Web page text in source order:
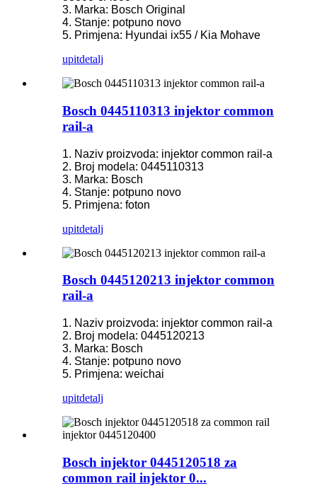
3. Marka: Bosch Original
4. Stanje: potpuno novo
5. Primjena: Hyundai ix55 / Kia Mohave
upitdetalj
Bosch 0445110313 injektor common
rail-a
1. Naziv proizvoda: injektor common rail-a
2. Broj modela: 0445110313
3. Marka: Bosch
4. Stanje: potpuno novo
5. Primjena: foton
upitdetalj
Bosch 0445120213 injektor common
rail-a
1. Naziv proizvoda: injektor common rail-a
2. Broj modela: 0445120213
3. Marka: Bosch
4. Stanje: potpuno novo
5. Primjena: weichai
upitdetalj
Bosch injektor 0445120518 za
common rail injektor 0...